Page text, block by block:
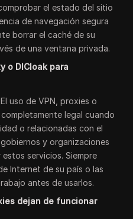
el estado del sitio
de navegación segura
borrar el caché de su
de una ventana privada.
o DICloak para
uso de VPN, proxies o
legal cuando
o relacionadas con el
y organizaciones
servicios. Siempre
Internet de su país o las
antes de usarlos.
dejan de funcionar